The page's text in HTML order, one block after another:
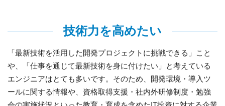
技術力を高めたい
「最新技術を活用した開発プロジェクトに挑戦できる」こと
や、「仕事を通じて最新技術を身に付けたい」と考えている
エンジニアはとても多いです。そのため、開発環境・導入ツ
ールに関する情報や、資格取得支援・社内外研修制度・勉強